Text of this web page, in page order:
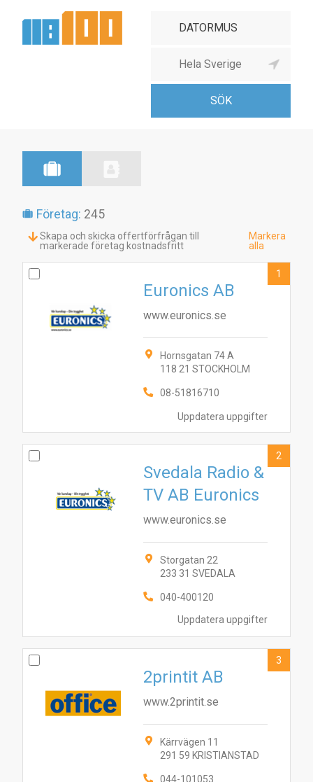
Företag: 245
Skapa och skicka offertförfrågan till
markerade företag kostnadsfritt
Markera
alla
Uppdatera uppgifter
Euronics AB
www.euronics.se
Hornsgatan 74 A
118 21 STOCKHOLM
08-51816710
1
Uppdatera uppgifter
Svedala Radio &
TV AB Euronics
www.euronics.se
Storgatan 22
233 31 SVEDALA
040-400120
2
2printit AB
www.2printit.se
Kärrvägen 11
291 59 KRISTIANSTAD
044-101053
3